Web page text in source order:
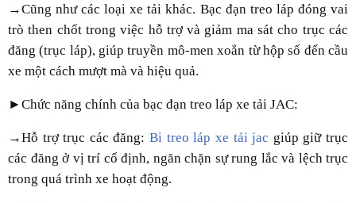
→Cũng như các loại xe tải khác. Bạc đạn treo láp đóng vai
trò then chốt trong việc hỗ trợ và giảm ma sát cho trục các
đăng (trục láp), giúp truyền mô-men xoắn từ hộp số đến cầu
xe một cách mượt mà và hiệu quả.
►Chức năng chính của bạc đạn treo láp xe tải JAC:
→Hỗ trợ trục các đăng:Bi treo láp xe tải jac giúp giữ trục
các đăng ở vị trí cố định, ngăn chặn sự rung lắc và lệch trục
trong quá trình xe hoạt động.